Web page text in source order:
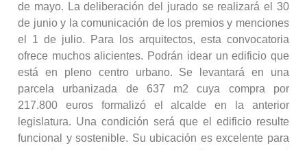
de mayo. La deliberación del jurado se realizará el 30
de junio y la comunicación de los premios y menciones
el 1 de julio. Para los arquitectos, esta convocatoria
ofrece muchos alicientes. Podrán idear un edificio que
está en pleno centro urbano. Se levantará en una
parcela urbanizada de 637 m2 cuya compra por
217.800 euros formalizó el alcalde en la anterior
legislatura. Una condición será que el edificio resulte
funcional y sostenible. Su ubicación es excelente para